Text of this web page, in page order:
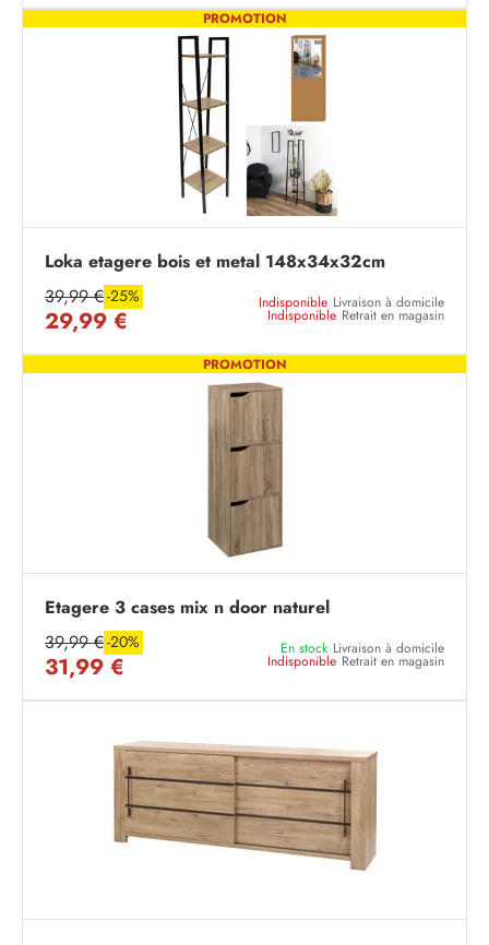
PROMOTION
Loka etagere bois et metal 148x34x32cm
39,99 €-25%
29,99 €
Indisponible Livraison à domicile
Indisponible Retrait en magasin
PROMOTION
Etagere 3 cases mix n door naturel
39,99 €-20%
31,99 €
En stock Livraison à domicile
Indisponible Retrait en magasin